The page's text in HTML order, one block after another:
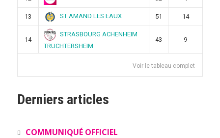
13 ST AMAND LES EAUX 51 14
14
STRASBOURG ACHENHEIM
TRUCHTERSHEIM
43 9
Voir le tableau complet
Derniers articles
COMMUNIQUÉ OFFICIEL